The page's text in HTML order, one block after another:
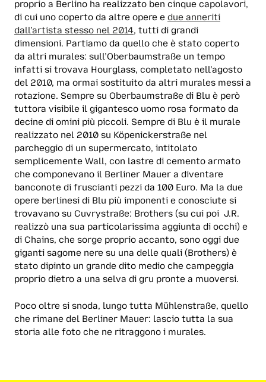
proprio a Berlino ha realizzato ben cinque capolavori,
di cui uno coperto da altre opere e due anneriti
dall’artista stesso nel 2014, tutti di grandi
dimensioni. Partiamo da quello che è stato coperto
da altri murales: sull’Oberbaumstraße un tempo
infatti si trovava Hourglass, completato nell’agosto
del 2010, ma ormai sostituito da altri murales messi a
rotazione. Sempre su Oberbaumstraße di Blu è però
tuttora visibile il gigantesco uomo rosa formato da
decine di omini più piccoli. Sempre di Blu è il murale
realizzato nel 2010 su Köpenickerstraße nel
parcheggio di un supermercato, intitolato
semplicemente Wall, con lastre di cemento armato
che componevano il Berliner Mauer a diventare
banconote di fruscianti pezzi da 100 Euro. Ma la due
opere berlinesi di Blu più imponenti e conosciute si
trovavano su Cuvrystraße: Brothers (su cui poi J.R.
realizzò una sua particolarissima aggiunta di occhi) e
di Chains, che sorge proprio accanto, sono oggi due
giganti sagome nere su una delle quali (Brothers) è
stato dipinto un grande dito medio che campeggia
proprio dietro a una selva di gru pronte a muoversi.
Poco oltre si snoda, lungo tutta Mühlenstraße, quello
che rimane del Berliner Mauer: lascio tutta la sua
storia alle foto che ne ritraggono i murales.